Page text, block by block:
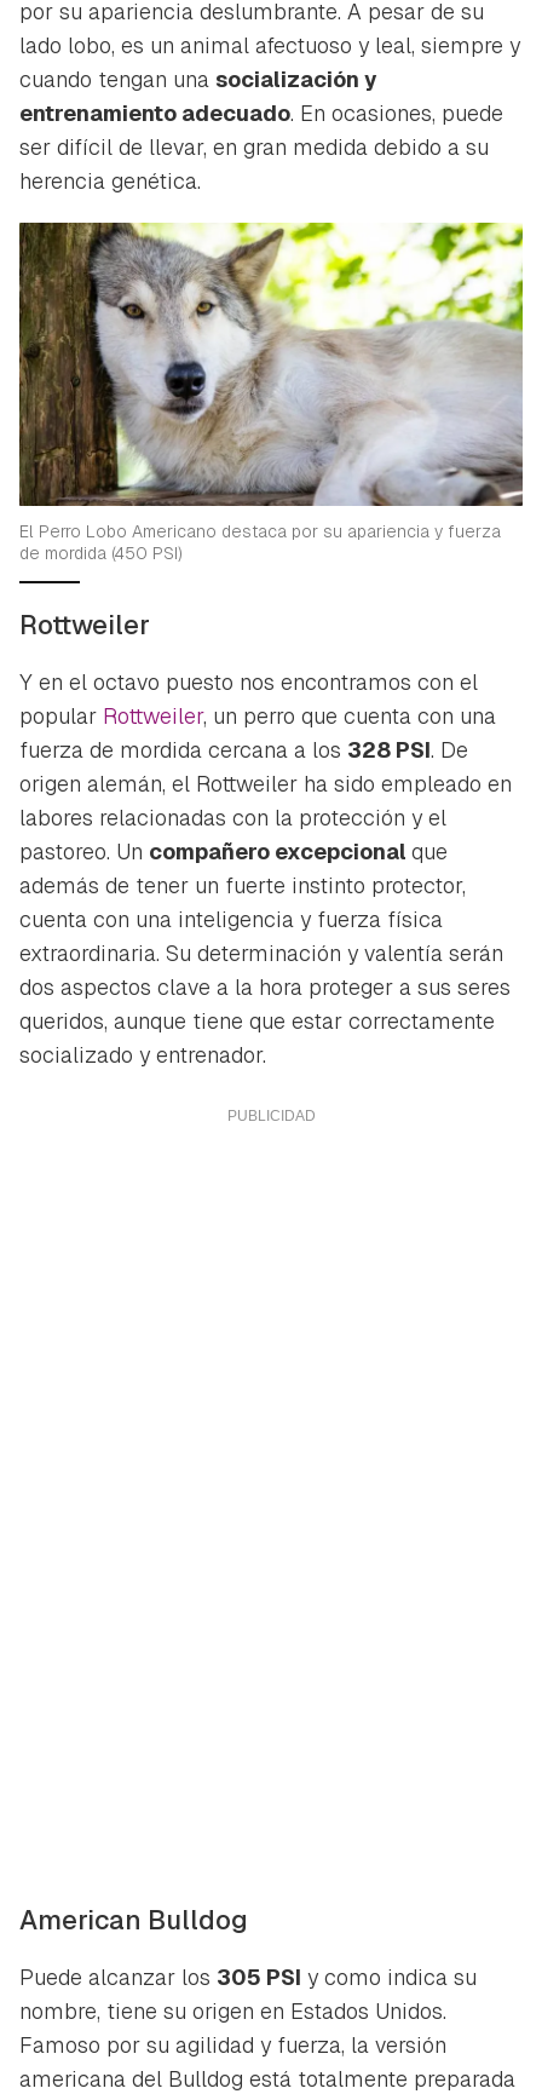
por su apariencia deslumbrante. A pesar de su
lado lobo, es un animal afectuoso y leal, siempre y
cuando tengan una socialización y
entrenamiento adecuado. En ocasiones, puede
ser difícil de llevar, en gran medida debido a su
herencia genética.
El Perro Lobo Americano destaca por su apariencia y fuerza
de mordida (450 PSI)
Rottweiler
Y en el octavo puesto nos encontramos con el
popular Rottweiler, un perro que cuenta con una
fuerza de mordida cercana a los 328 PSI. De
origen alemán, el Rottweiler ha sido empleado en
labores relacionadas con la protección y el
pastoreo. Un compañero excepcional que
además de tener un fuerte instinto protector,
cuenta con una inteligencia y fuerza física
extraordinaria. Su determinación y valentía serán
dos aspectos clave a la hora proteger a sus seres
queridos, aunque tiene que estar correctamente
socializado y entrenador.
American Bulldog
Puede alcanzar los 305 PSI y como indica su
nombre, tiene su origen en Estados Unidos.
Famoso por su agilidad y fuerza, la versión
americana del Bulldog está totalmente preparada